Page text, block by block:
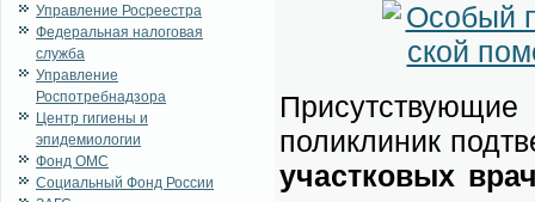
Управление Росреестра
Федеральная налоговая
служба
Управление
Роспотребнадзора
Центр гигиены и
эпидемиологии
Фонд ОМС
Социальный Фонд России
При­сут­ству­ю­щие
по­ли­кли­ник
участ­ко­вых